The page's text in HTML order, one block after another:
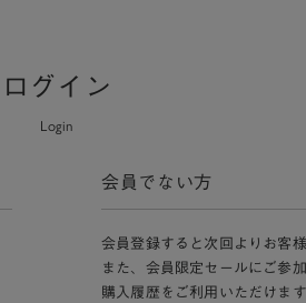
ログイン
Login
会員でない方
会員登録すると次回よりお客
また、会員限定セールにご参
購入履歴をご利用いただけま